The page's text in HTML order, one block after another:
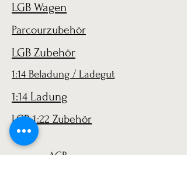
LGB Wagen
Parcourzubehör
LGB Zubehör
1:14 Beladung / Ladegut
1:14 Ladung
LGB 1:22 Zubehör
AGB